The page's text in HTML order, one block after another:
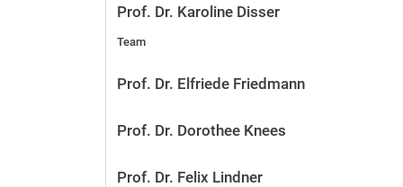
Prof. Dr. Karoline Disser
Team
Prof. Dr. Elfriede Friedmann
Prof. Dr. Dorothee Knees
Prof. Dr. Felix Lindner